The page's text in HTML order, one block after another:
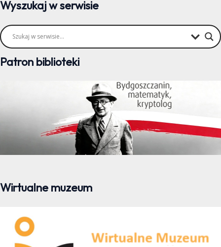
Wyszukaj w serwisie
Patron biblioteki
Wirtualne muzeum